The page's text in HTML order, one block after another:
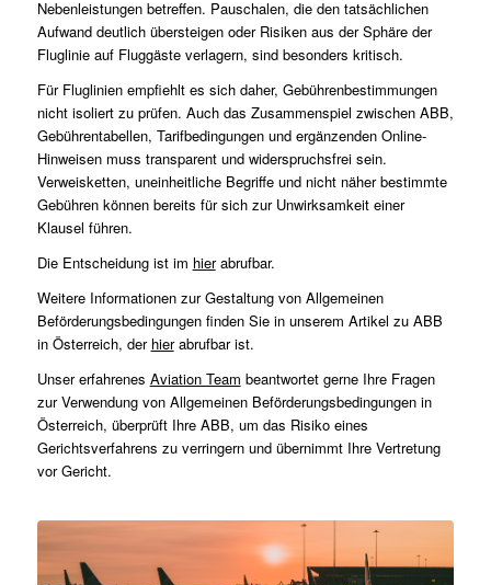
Nebenleistungen betreffen. Pauschalen, die den tatsächlichen
Aufwand deutlich übersteigen oder Risiken aus der Sphäre der
Fluglinie auf Fluggäste verlagern, sind besonders kritisch.
Für Fluglinien empfiehlt es sich daher, Gebührenbestimmungen
nicht isoliert zu prüfen. Auch das Zusammenspiel zwischen ABB,
Gebührentabellen, Tarifbedingungen und ergänzenden Online-
Hinweisen muss transparent und widerspruchsfrei sein.
Verweisketten, uneinheitliche Begriffe und nicht näher bestimmte
Gebühren können bereits für sich zur Unwirksamkeit einer
Klausel führen.
Die Entscheidung ist im hierabrufbar.
Weitere Informationen zur Gestaltung von Allgemeinen
Beförderungsbedingungen finden Sie in unserem Artikel zu ABB
in Österreich, der hierabrufbar ist.
Unser erfahrenes Aviation Team beantwortet gerne Ihre Fragen
zur Verwendung von Allgemeinen Beförderungsbedingungen in
Österreich, überprüft Ihre ABB, um das Risiko eines
Gerichtsverfahrens zu verringern und übernimmt Ihre Vertretung
vor Gericht.